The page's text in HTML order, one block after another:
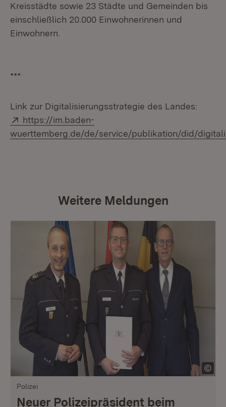
Kreisstädte sowie 23 Städte und Gemeinden bis
einschließlich 20.000 Einwohnerinnen und
Einwohnern.
***
Link zur Digitalisierungsstrategie des Landes:
Extern:
https://im.baden-
wuerttemberg.de/de/service/publikation/did/
Weitere Meldungen
Polizei
Neuer Polizeipräsident beim